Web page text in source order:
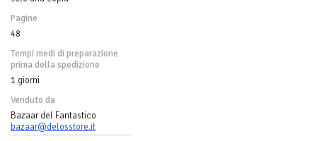
Pagine
48
Tempi medi di preparazione
prima della spedizione
1 giorni
Venduto da
Bazaar del Fantastico
bazaar@delosstore.it